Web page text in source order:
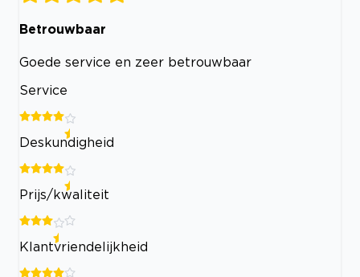
Betrouwbaar
Goede service en zeer betrouwbaar
Service
Deskundigheid
Prijs/kwaliteit
Klantvriendelijkheid